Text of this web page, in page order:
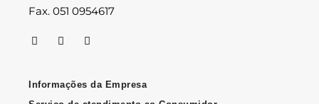
Fax. 051 0954617
Informações da Empresa